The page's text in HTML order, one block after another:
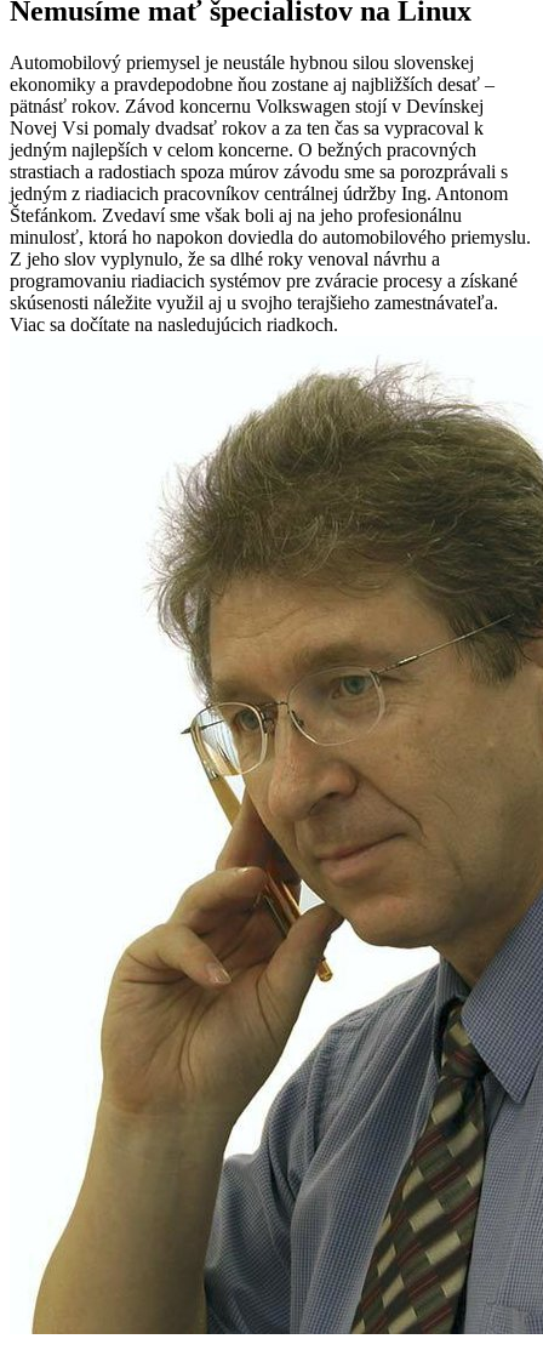
Nemusíme mať špecialistov na Linux
Automobilový priemysel je neustále hybnou silou slovenskej
ekonomiky a pravdepodobne ňou zostane aj najbližších desať –
pätnásť rokov. Závod koncernu Volkswagen stojí v Devínskej
Novej Vsi pomaly dvadsať rokov a za ten čas sa vypracoval k
jedným najlepších v celom koncerne. O bežných pracovných
strastiach a radostiach spoza múrov závodu sme sa porozprávali s
jedným z riadiacich pracovníkov centrálnej údržby Ing. Antonom
Štefánkom. Zvedaví sme však boli aj na jeho profesionálnu
minulosť, ktorá ho napokon doviedla do automobilového priemyslu.
Z jeho slov vyplynulo, že sa dlhé roky venoval návrhu a
programovaniu riadiacich systémov pre zváracie procesy a získané
skúsenosti náležite využil aj u svojho terajšieho zamestnávateľa.
Viac sa dočítate na nasledujúcich riadkoch.